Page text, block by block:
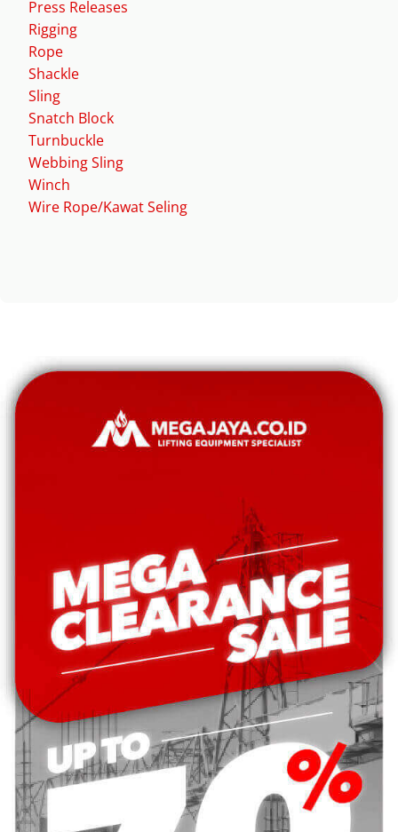
Press Releases
Rigging
Rope
Shackle
Sling
Snatch Block
Turnbuckle
Webbing Sling
Winch
Wire Rope/Kawat Seling